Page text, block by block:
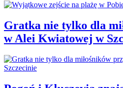
Gratka nie tylko dla
w Alei Kwiatowej w